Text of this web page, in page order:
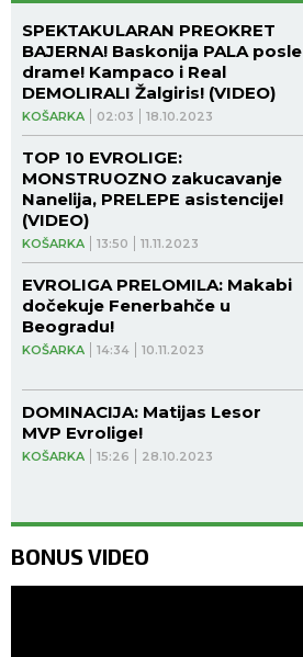
KOŠARKA 02:03 18.10.2023
SPEKTAKULARAN PREOKRET
BAJERNA! Baskonija PALA posle
drame! Kampaco i Real
DEMOLIRALI Žalgiris! (VIDEO)
KOŠARKA 13:50 11.11.2023
TOP 10 EVROLIGE:
MONSTRUOZNO zakucavanje
Nanelija, PRELEPE asistencije!
(VIDEO)
KOŠARKA 14:34 10.11.2023
EVROLIGA PRELOMILA: Makabi
dočekuje Fenerbahče u
Beogradu!
KOŠARKA 15:26 28.10.2023
DOMINACIJA: Matijas Lesor
MVP Evrolige!
BONUS VIDEO